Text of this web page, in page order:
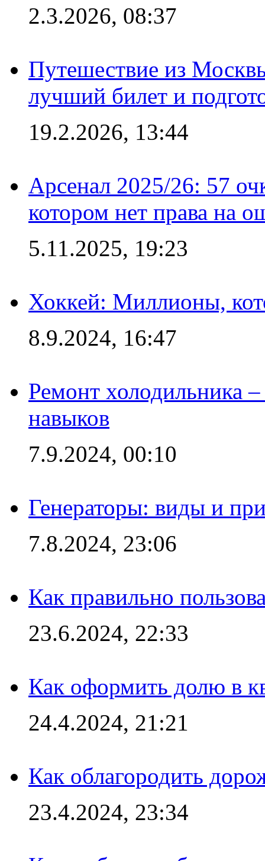
2.3.2026, 08:37
Путешествие из
лучший билет и
19.2.2026, 13:44
Арсенал 2025/26: 57
котором нет права на
5.11.2025, 19:23
Хоккей: Миллионы,
8.9.2024, 16:47
Ремонт холодильника
навыков
7.9.2024, 00:10
Генераторы: виды и
7.8.2024, 23:06
Как правильно
23.6.2024, 22:33
Как оформить долю в
24.4.2024, 21:21
Как облагородить
23.4.2024, 23:34